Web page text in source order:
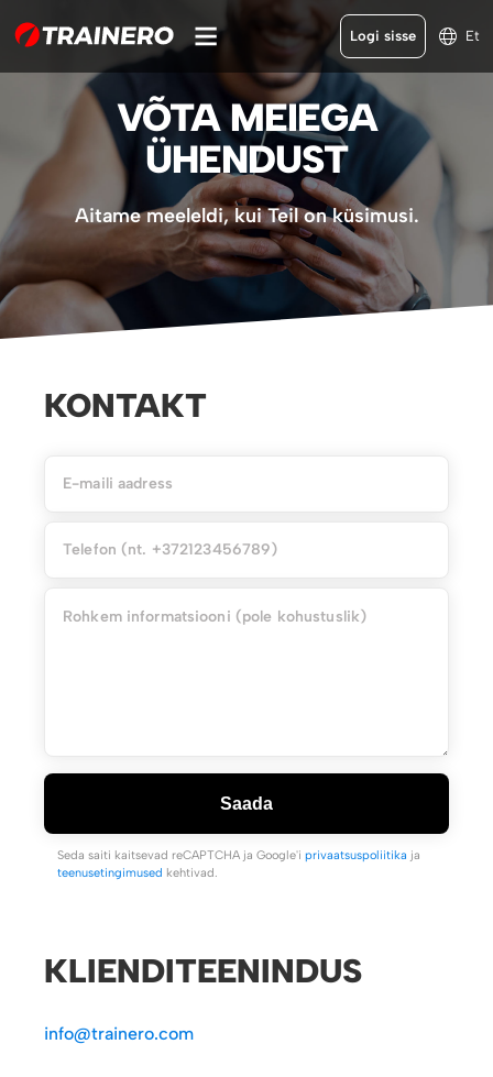
Logi sisse Et
VÕTA MEIEGA
ÜHENDUST
Aitame meeleldi, kui Teil on küsimusi.
KONTAKT
Saada
Seda saiti kaitsevad reCAPTCHA ja Google'i privaatsuspoliitika ja
teenusetingimused kehtivad.
KLIENDITEENINDUS
info@trainero.com